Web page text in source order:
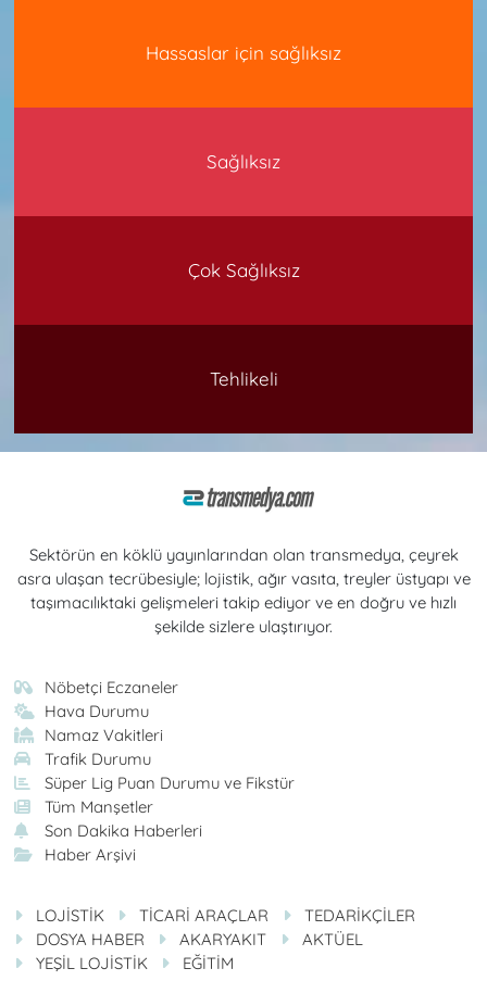
Hassaslar için sağlıksız
Sağlıksız
Çok Sağlıksız
Tehlikeli
Sektörün en köklü yayınlarından olan transmedya, çeyrek
asra ulaşan tecrübesiyle; lojistik, ağır vasıta, treyler üstyapı ve
taşımacılıktaki gelişmeleri takip ediyor ve en doğru ve hızlı
şekilde sizlere ulaştırıyor.
Nöbetçi Eczaneler
Hava Durumu
Namaz Vakitleri
Trafik Durumu
Süper Lig Puan Durumu ve Fikstür
Tüm Manşetler
Son Dakika Haberleri
Haber Arşivi
LOJİSTİK TİCARİ ARAÇLAR
TEDARİKÇİLER
DOSYA HABER
AKARYAKIT
AKTÜEL
YEŞİL LOJİSTİK
EĞİTİM